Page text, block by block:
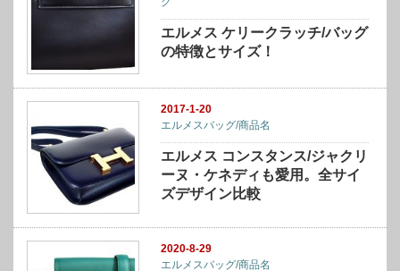
エルメス ケリークラッチ/バッグ
の特徴とサイズ！
2017-1-20
エルメスバッグ/商品名
エルメス コンスタンス/ジャクリ
ーヌ・ケネディも愛用。全サイ
ズデザイン比較
2020-8-29
エルメスバッグ/商品名